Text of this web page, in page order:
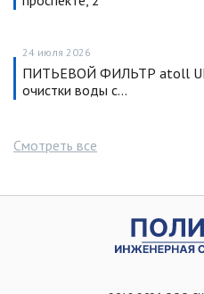
24 июля 2026
ПИТЬЕВОЙ ФИЛЬТР atoll
очистки воды с…
Смотреть все